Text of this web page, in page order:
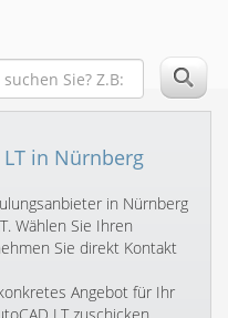
in Nürnberg
in Nürnberg
Wählen Sie Ihren
Sie direkt Kontakt
Angebot für Ihr